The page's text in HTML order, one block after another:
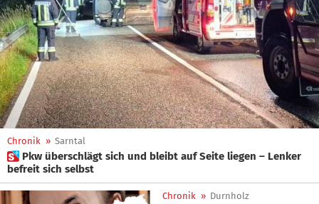
Chronik » Sarntal
 Pkw überschlägt sich und bleibt auf Seite liegen – Lenker
befreit sich selbst
Chronik » Durnholz